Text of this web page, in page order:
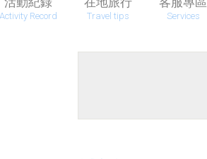
Activity Record Travel tips Services